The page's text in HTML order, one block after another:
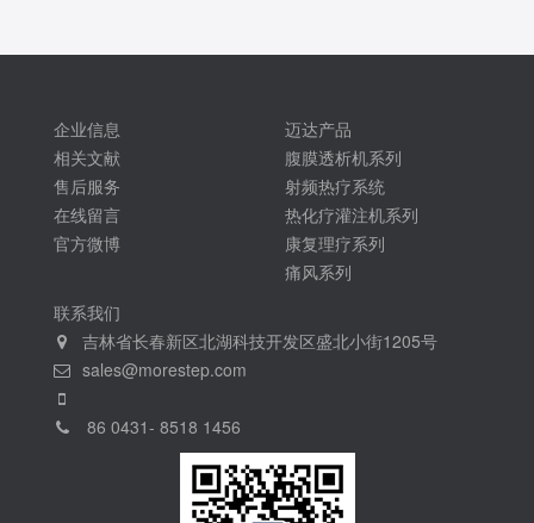
企业信息
相关文献
售后服务
在线留言
官方微博
迈达产品
腹膜透析机系列
射频热疗系统
热化疗灌注机系列
康复理疗系列
痛风系列
联系我们
吉林省长春新区北湖科技开发区盛北小街1205号
sales@morestep.com
86 0431- 8518 1456